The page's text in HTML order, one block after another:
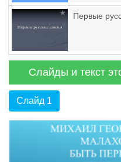
Первые
Слайды и текст
Слайд 1